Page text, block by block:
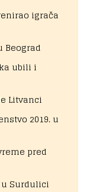
igrača
Beograd
ubili i
Litvanci
2019. u
pred
u Surdulici